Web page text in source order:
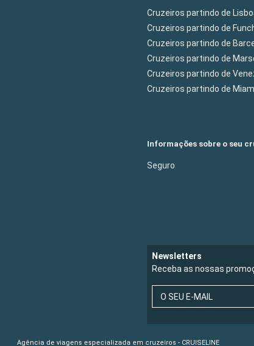
Cruzeiros partindo de
Cruzeiros partindo de
Cruzeiros partindo de
Cruzeiros partindo de
Cruzeiros partindo de
Cruzeiros partindo de Miam
Informações sobre o seu
Seguro
Newsletters
Receba as nossas
O SEU E-MAIL
Agência de viagens especializada em cruzeiros - CRUISELINE